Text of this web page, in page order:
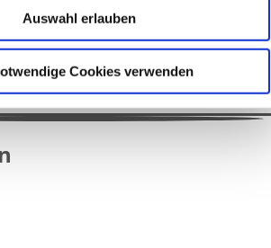
Auswahl erlauben
Cookies verwenden
Universität in Budapest und
Universität München (LMU